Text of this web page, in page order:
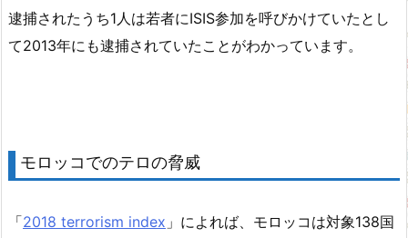
逮捕されたうち1人は若者にISIS参加を呼びかけていたとし
て2013年にも逮捕されていたことがわかっています。
モロッコでのテロの脅威
「2018 terrorism index 」によれば、モロッコは対象138国